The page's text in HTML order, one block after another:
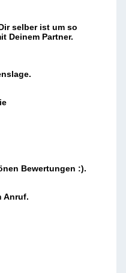
selber ist um so
Deinem Partner.
Bewertungen :).
Anruf.